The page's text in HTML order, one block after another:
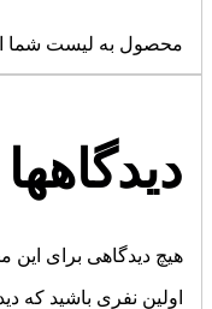
محصول به لیست شما
دیدگاهها
هیچ دیدگاهی برای
اولین نفری باشید که